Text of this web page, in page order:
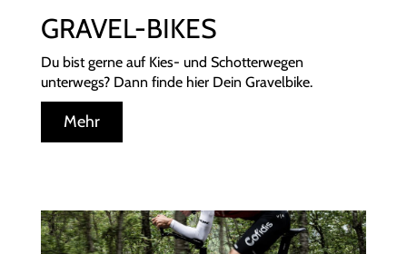
GRAVEL-BIKES
Du bist gerne auf Kies- und Schotterwegen
unterwegs? Dann finde hier Dein Gravelbike.
Mehr